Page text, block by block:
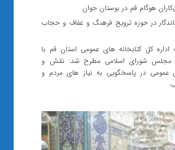
هوگام قم در بوستان جوان
در حوزه ترویج فرهنگ و عفاف و حجاب
کل کتابخانه های عمومی استان قم با
مجلس شورای اسلامی مطرح شد: نقش و
عمومی در پاسخگویی به نیاز های مردم و